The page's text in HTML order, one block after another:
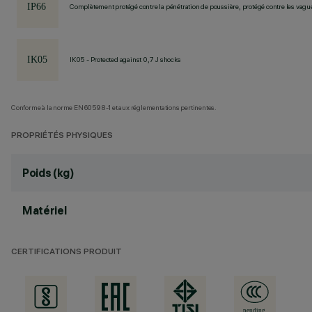
Complètement protégé contre la pénétration de poussière, protégé contre les
IK05 - Protected against 0,7 J shocks
Conforme à la norme EN60598-1 et aux réglementations pertinentes.
PROPRIÉTÉS PHYSIQUES
Poids (kg)
Matériel
CERTIFICATIONS PRODUIT